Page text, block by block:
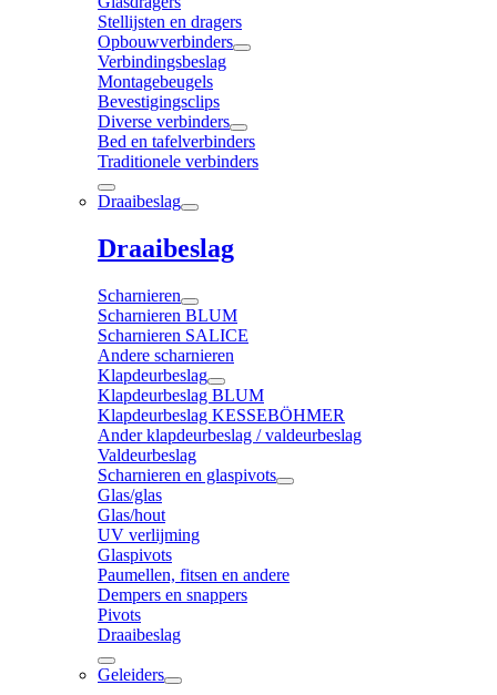
Stellijsten en dragers
Opbouwverbinders
Verbindingsbeslag
Montagebeugels
Bevestigingsclips
Diverse verbinders
Bed en tafelverbinders
Traditionele verbinders
Draaibeslag
Draaibeslag
Scharnieren
Scharnieren BLUM
Scharnieren SALICE
Andere scharnieren
Klapdeurbeslag
Klapdeurbeslag BLUM
Klapdeurbeslag KESSEBÖHMER
Ander klapdeurbeslag / valdeurbeslag
Valdeurbeslag
Scharnieren en glaspivots
Glas/glas
Glas/hout
UV verlijming
Glaspivots
Paumellen, fitsen en andere
Dempers en snappers
Pivots
Draaibeslag
Geleiders